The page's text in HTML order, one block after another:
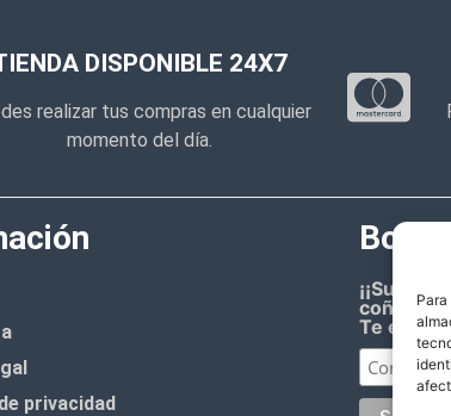
DISPONIBLE 24X7
realizar tus compras en cualquier
momento del día.
privacidad
coñazo.!!
Te